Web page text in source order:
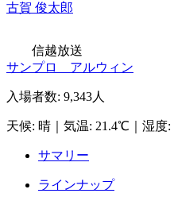
古賀 俊太郎
信越放送
サンプロ アルウィン
入場者数: 9,343人
天候: 晴 気温: 21.4℃ 湿度:
サマリー
ラインナップ